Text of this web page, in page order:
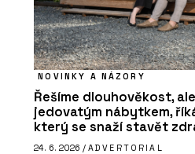
NOVINKY A NÁZORY
Řešíme dlouhověkost,
jedovatým nábytkem,
který se snaží stavět
24. 6. 2026 / ADVERTORIAL